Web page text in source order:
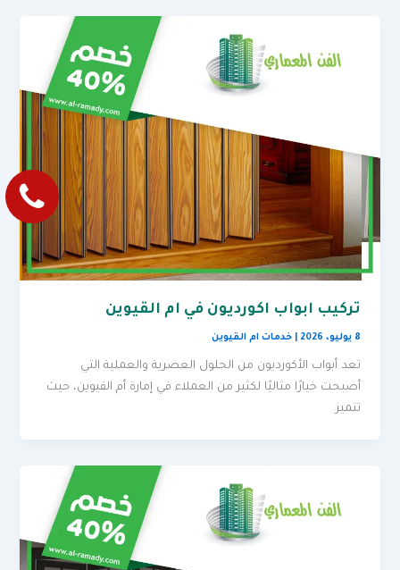
تركيب ابواب اكورديون في ام القيوين
8 يوليو، 2026 |خدمات ام القيوين
تعد أبواب الأكورديون من الحلول العصرية والعملية التي
أصبحت خيارًا مثاليًا لكثير من العملاء في إمارة أم القيوين، حيث
تتميز